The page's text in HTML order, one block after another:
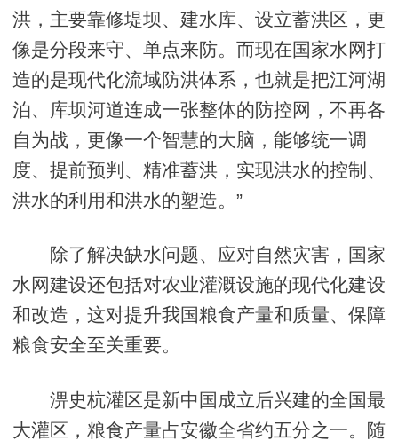
洪，主要靠修堤坝、建水库、设立蓄洪区，更
像是分段来守、单点来防。而现在国家水网打
造的是现代化流域防洪体系，也就是把江河湖
泊、库坝河道连成一张整体的防控网，不再各
自为战，更像一个智慧的大脑，能够统一调
度、提前预判、精准蓄洪，实现洪水的控制、
洪水的利用和洪水的塑造。”
除了解决缺水问题、应对自然灾害，国家
水网建设还包括对农业灌溉设施的现代化建设
和改造，这对提升我国粮食产量和质量、保障
粮食安全至关重要。
淠史杭灌区是新中国成立后兴建的全国最
大灌区，粮食产量占安徽全省约五分之一。随